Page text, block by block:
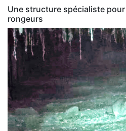
Une structure spécialiste
rongeurs